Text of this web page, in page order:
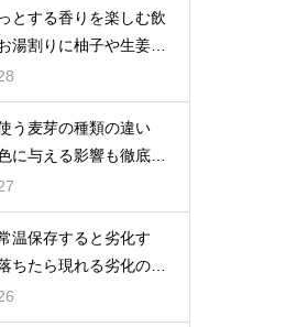
とする香りを楽しむ飲
湯割りに柚子や生姜を
ックス効果を実感
う麦芽の種類の違い
に与える影響も徹底解
温保存すると劣化す
ちたら現れる劣化のサ